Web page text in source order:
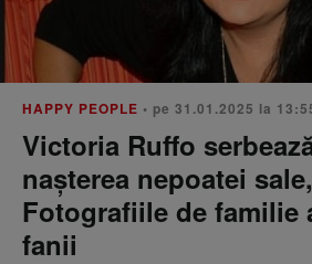
HAPPY PEOPLE • pe 31.01.2025 la
Victoria Ruffo
nașterea nepoatei
Fotografiile de familie
fanii